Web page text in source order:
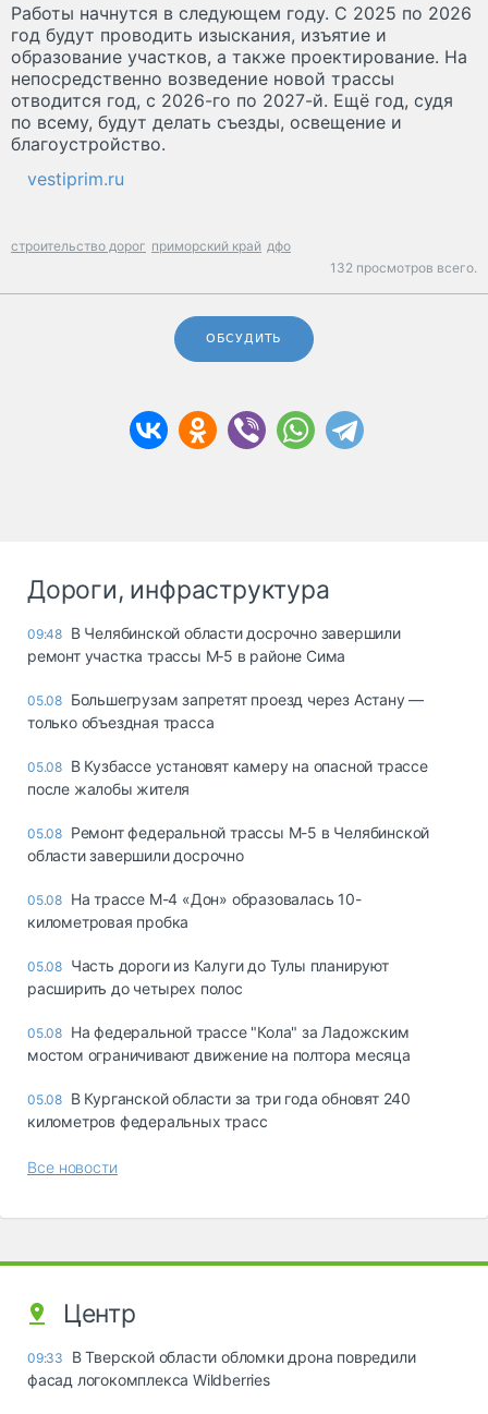
Работы начнутся в следующем году. С 2025 по 2026
год будут проводить изыскания, изъятие и
образование участков, а также проектирование. На
непосредственно возведение новой трассы
отводится год, с 2026-го по 2027-й. Ещё год, судя
по всему, будут делать съезды, освещение и
благоустройство.
vestiprim.ru
строительство дорог приморский край дфо
132 просмотров всего.
ОБСУДИТЬ
Дороги, инфраструктура
09:48 В Челябинской области досрочно завершили
ремонт участка трассы М‑5 в районе Сима
05.08 Большегрузам запретят проезд через Астану —
только объездная трасса
05.08 В Кузбассе установят камеру на опасной трассе
после жалобы жителя
05.08 Ремонт федеральной трассы М-5 в Челябинской
области завершили досрочно
05.08 На трассе М-4 «Дон» образовалась 10-
километровая пробка
05.08 Часть дороги из Калуги до Тулы планируют
расширить до четырех полос
05.08 На федеральной трассе "Кола" за Ладожским
мостом ограничивают движение на полтора месяца
05.08 В Курганской области за три года обновят 240
километров федеральных трасс
Все новости
Центр
09:33
В Тверской области обломки дрона повредили
фасад логокомплекса Wildberries